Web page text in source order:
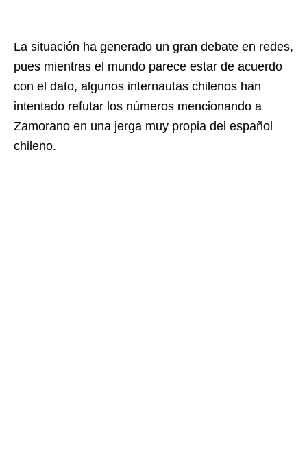
La situación ha generado un gran debate en redes,
pues mientras el mundo parece estar de acuerdo
con el dato, algunos internautas chilenos han
intentado refutar los números mencionando a
Zamorano en una jerga muy propia del español
chileno.